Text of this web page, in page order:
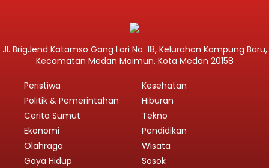
Jl. BrigJend Katamso Gang Lori No. 18, Kelurahan Kampung Baru,
Kecamatan Medan Maimun, Kota Medan 20158
Peristiwa
Politik & Pemerintahan
Cerita Sumut
Ekonomi
Olahraga
Gaya Hidup
Kesehatan
Hiburan
Tekno
Pendidikan
Wisata
Sosok